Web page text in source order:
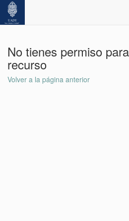
No tienes permiso
recurso
Volver a la página anterior